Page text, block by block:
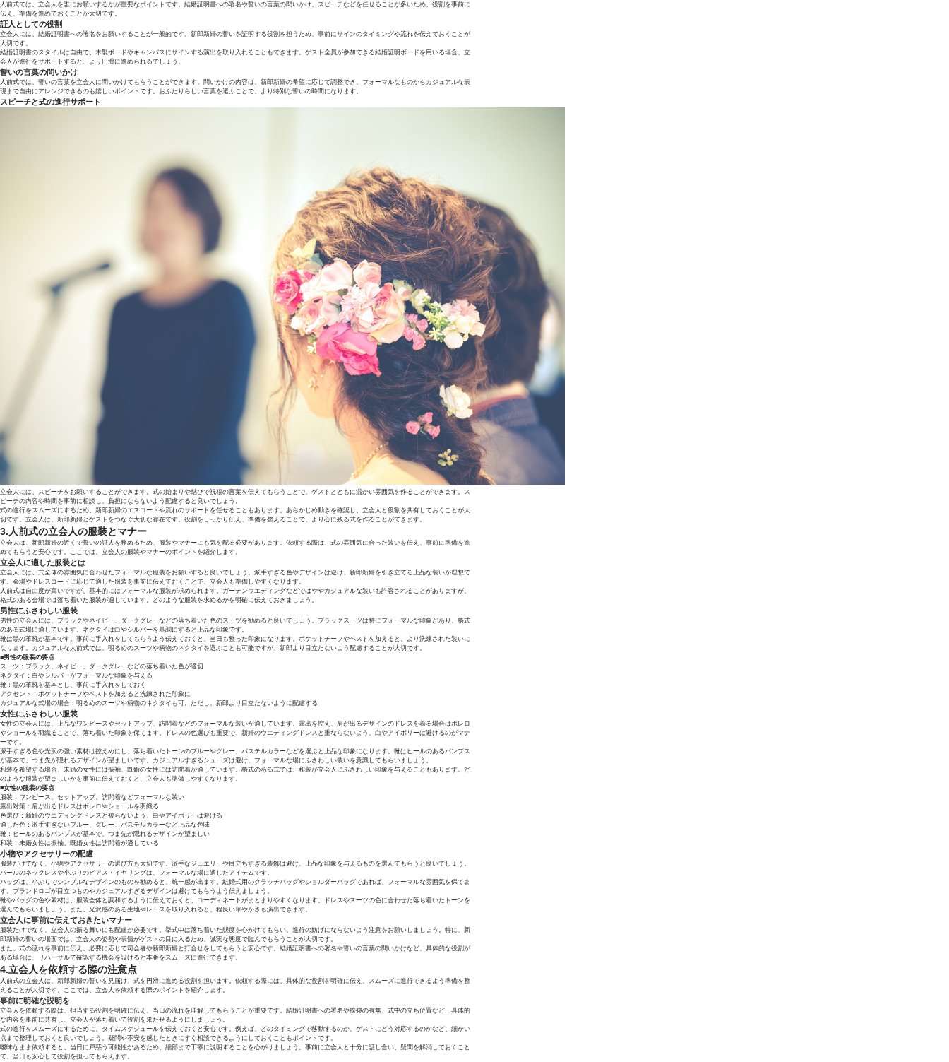
人前式では、立会人を誰にお願いするかが重要なポイントです。結婚証明書への署名や誓いの言葉の問いかけ、スピーチなどを任せることが多いため、役割を事前に
伝え、準備を進めておくことが大切です。
証人としての役割
立会人には、結婚証明書への署名をお願いすることが一般的です。新郎新婦の誓いを証明する役割を担うため、事前にサインのタイミングや流れを伝えておくことが
大切です。
結婚証明書のスタイルは自由で、木製ボードやキャンバスにサインする演出を取り入れることもできます。ゲスト全員が参加できる結婚証明ボードを用いる場合、立
会人が進行をサポートすると、より円滑に進められるでしょう。
誓いの言葉の問いかけ
人前式では、誓いの言葉を立会人に問いかけてもらうことができます。問いかけの内容は、新郎新婦の希望に応じて調整でき、フォーマルなものからカジュアルな表
現まで自由にアレンジできるのも嬉しいポイントです。おふたりらしい言葉を選ぶことで、より特別な誓いの時間になります。
スピーチと式の進行サポート
立会人には、スピーチをお願いすることができます。式の始まりや結びで祝福の言葉を伝えてもらうことで、ゲストとともに温かい雰囲気を作ることができます。ス
ピーチの内容や時間を事前に相談し、負担にならないよう配慮すると良いでしょう。
式の進行をスムーズにするため、新郎新婦のエスコートや流れのサポートを任せることもあります。あらかじめ動きを確認し、立会人と役割を共有しておくことが大
切です。立会人は、新郎新婦とゲストをつなぐ大切な存在です。役割をしっかり伝え、準備を整えることで、より心に残る式を作ることができます。
3.人前式の立会人の服装とマナー
立会人は、新郎新婦の近くで誓いの証人を務めるため、服装やマナーにも気を配る必要があります。依頼する際は、式の雰囲気に合った装いを伝え、事前に準備を進
めてもらうと安心です。ここでは、立会人の服装やマナーのポイントを紹介します。
立会人に適した服装とは
立会人には、式全体の雰囲気に合わせたフォーマルな服装をお願いすると良いでしょう。派手すぎる色やデザインは避け、新郎新婦を引き立てる上品な装いが理想で
す。会場やドレスコードに応じて適した服装を事前に伝えておくことで、立会人も準備しやすくなります。
人前式は自由度が高いですが、基本的にはフォーマルな服装が求められます。ガーデンウエディングなどではややカジュアルな装いも許容されることがありますが、
格式のある会場では落ち着いた服装が適しています。どのような服装を求めるかを明確に伝えておきましょう。
男性にふさわしい服装
男性の立会人には、ブラックやネイビー、ダークグレーなどの落ち着いた色のスーツを勧めると良いでしょう。ブラックスーツは特にフォーマルな印象があり、格式
のある式場に適しています。ネクタイは白やシルバーを基調にすると上品な印象です。
靴は黒の革靴が基本です。事前に手入れをしてもらうよう伝えておくと、当日も整った印象になります。ポケットチーフやベストを加えると、より洗練された装いに
なります。カジュアルな人前式では、明るめのスーツや柄物のネクタイを選ぶことも可能ですが、新郎より目立たないよう配慮することが大切です。
■男性の服装の要点
スーツ：ブラック、ネイビー、ダークグレーなどの落ち着いた色が適切
ネクタイ：白やシルバーがフォーマルな印象を与える
靴：黒の革靴を基本とし、事前に手入れをしておく
アクセント：ポケットチーフやベストを加えると洗練された印象に
カジュアルな式場の場合：明るめのスーツや柄物のネクタイも可。ただし、新郎より目立たないように配慮する
女性にふさわしい服装
女性の立会人には、上品なワンピースやセットアップ、訪問着などのフォーマルな装いが適しています。露出を控え、肩が出るデザインのドレスを着る場合はボレロ
やショールを羽織ることで、落ち着いた印象を保てます。ドレスの色選びも重要で、新婦のウエディングドレスと重ならないよう、白やアイボリーは避けるのがマナ
ーです。
派手すぎる色や光沢の強い素材は控えめにし、落ち着いたトーンのブルーやグレー、パステルカラーなどを選ぶと上品な印象になります。靴はヒールのあるパンプス
が基本で、つま先が隠れるデザインが望ましいです。カジュアルすぎるシューズは避け、フォーマルな場にふさわしい装いを意識してもらいましょう。
和装を希望する場合、未婚の女性には振袖、既婚の女性には訪問着が適しています。格式のある式では、和装が立会人にふさわしい印象を与えることもあります。ど
のような服装が望ましいかを事前に伝えておくと、立会人も準備しやすくなります。
■女性の服装の要点
服装：ワンピース、セットアップ、訪問着などフォーマルな装い
露出対策：肩が出るドレスはボレロやショールを羽織る
色選び：新婦のウエディングドレスと被らないよう、白やアイボリーは避ける
適した色：派手すぎないブルー、グレー、パステルカラーなど上品な色味
靴：ヒールのあるパンプスが基本で、つま先が隠れるデザインが望ましい
和装：未婚女性は振袖、既婚女性は訪問着が適している
小物やアクセサリーの配慮
服装だけでなく、小物やアクセサリーの選び方も大切です。派手なジュエリーや目立ちすぎる装飾は避け、上品な印象を与えるものを選んでもらうと良いでしょう。
パールのネックレスや小ぶりのピアス・イヤリングは、フォーマルな場に適したアイテムです。
バッグは、小ぶりでシンプルなデザインのものを勧めると、統一感が出ます。結婚式用のクラッチバッグやショルダーバッグであれば、フォーマルな雰囲気を保てま
す。ブランドロゴが目立つものやカジュアルすぎるデザインは避けてもらうよう伝えましょう。
靴やバッグの色や素材は、服装全体と調和するように伝えておくと、コーディネートがまとまりやすくなります。ドレスやスーツの色に合わせた落ち着いたトーンを
選んでもらいましょう。また、光沢感のある生地やレースを取り入れると、程良い華やかさも演出できます。
立会人に事前に伝えておきたいマナー
服装だけでなく、立会人の振る舞いにも配慮が必要です。挙式中は落ち着いた態度を心がけてもらい、進行の妨げにならないよう注意をお願いしましょう。特に、新
郎新婦の誓いの場面では、立会人の姿勢や表情がゲストの目に入るため、誠実な態度で臨んでもらうことが大切です。
また、式の流れを事前に伝え、必要に応じて司会者や新郎新婦と打合せをしてもらうと安心です。結婚証明書への署名や誓いの言葉の問いかけなど、具体的な役割が
ある場合は、リハーサルで確認する機会を設けると本番をスムーズに進行できます。
4.立会人を依頼する際の注意点
人前式の立会人は、新郎新婦の誓いを見届け、式を円滑に進める役割を担います。依頼する際には、具体的な役割を明確に伝え、スムーズに進行できるよう準備を整
えることが大切です。ここでは、立会人を依頼する際のポイントを紹介します。
事前に明確な説明を
立会人を依頼する際は、担当する役割を明確に伝え、当日の流れを理解してもらうことが重要です。結婚証明書への署名や挨拶の有無、式中の立ち位置など、具体的
な内容を事前に共有し、立会人が落ち着いて役割を果たせるようにしましょう。
式の進行をスムーズにするために、タイムスケジュールを伝えておくと安心です。例えば、どのタイミングで移動するのか、ゲストにどう対応するのかなど、細かい
点まで整理しておくと良いでしょう。疑問や不安を感じたときにすぐ相談できるようにしておくこともポイントです。
曖昧なまま依頼すると、当日に戸惑う可能性があるため、細部まで丁寧に説明することを心がけましょう。事前に立会人と十分に話し合い、疑問を解消しておくこと
で、当日も安心して役割を担ってもらえます。